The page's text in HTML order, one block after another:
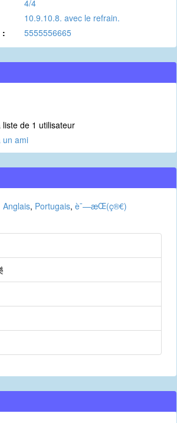
4/4
10.9.10.8. avec le refrain.
:
5555556665
liste de 1 utilisateur
un ami
Anglais, Portugais, è¯—æ­Œ(ç®€)